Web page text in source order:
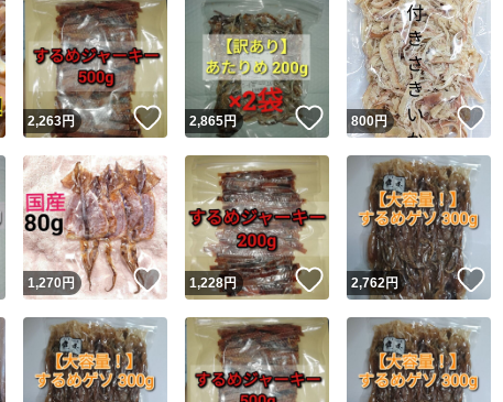
いいね！
2,263円 いいね！
2,865円 いいね！
800円
いいね！
1,270円 いいね！
1,228円 いいね！
2,762円